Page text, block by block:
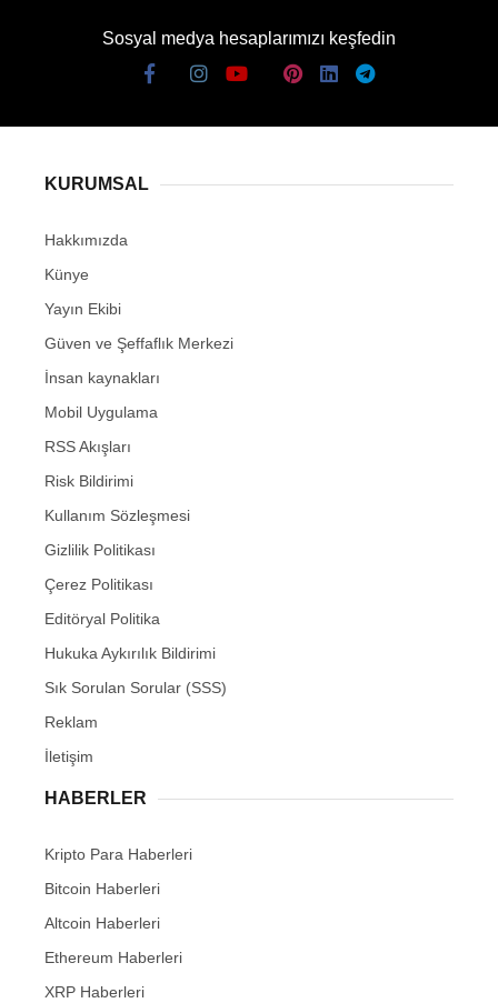
Sosyal medya hesaplarımızı keşfedin
KURUMSAL
Hakkımızda
Künye
Yayın Ekibi
Güven ve Şeffaflık Merkezi
İnsan kaynakları
Mobil Uygulama
RSS Akışları
Risk Bildirimi
Kullanım Sözleşmesi
Gizlilik Politikası
Çerez Politikası
Editöryal Politika
Hukuka Aykırılık Bildirimi
Sık Sorulan Sorular (SSS)
Reklam
İletişim
HABERLER
Kripto Para Haberleri
Bitcoin Haberleri
Altcoin Haberleri
Ethereum Haberleri
XRP Haberleri